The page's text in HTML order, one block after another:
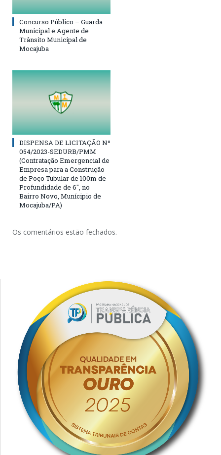
Concurso Público – Guarda
Municipal e Agente de
Trânsito Municipal de
Mocajuba
DISPENSA DE LICITAÇÃO Nº
054/2023-SEDURB/PMM
(Contratação Emergencial de
Empresa para a Construção
de Poço Tubular de 100m de
Profundidade de 6″, no
Bairro Novo, Munícipio de
Mocajuba/PA)
Os comentários estão fechados.